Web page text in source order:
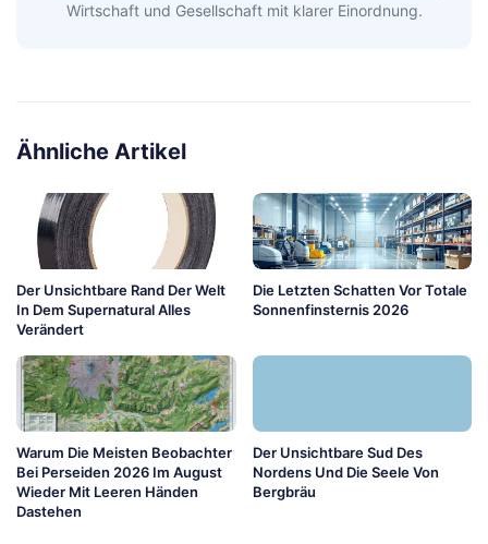
Wirtschaft und Gesellschaft mit klarer Einordnung.
Ähnliche Artikel
Der Unsichtbare Rand Der Welt
In Dem Supernatural Alles
Verändert
Die Letzten Schatten Vor Totale
Sonnenfinsternis 2026
Warum Die Meisten Beobachter
Bei Perseiden 2026 Im August
Wieder Mit Leeren Händen
Dastehen
Der Unsichtbare Sud Des
Nordens Und Die Seele Von
Bergbräu